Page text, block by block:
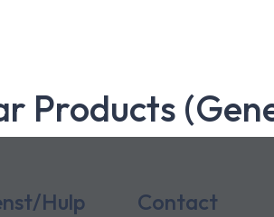
Products
Hulp Contact